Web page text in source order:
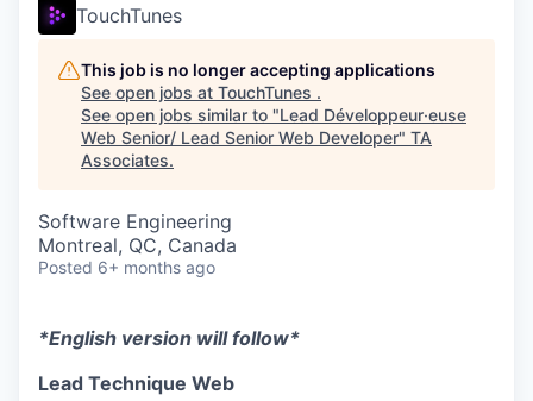
TouchTunes
This job is no longer accepting applications
See open jobs at TouchTunes .
See open jobs similar to "Lead Développeur·euse
Web Senior/ Lead Senior Web Developer" TA
Associates.
Software Engineering
Montreal, QC, Canada
Posted 6+ months ago
*English version will follow*
Lead Technique Web